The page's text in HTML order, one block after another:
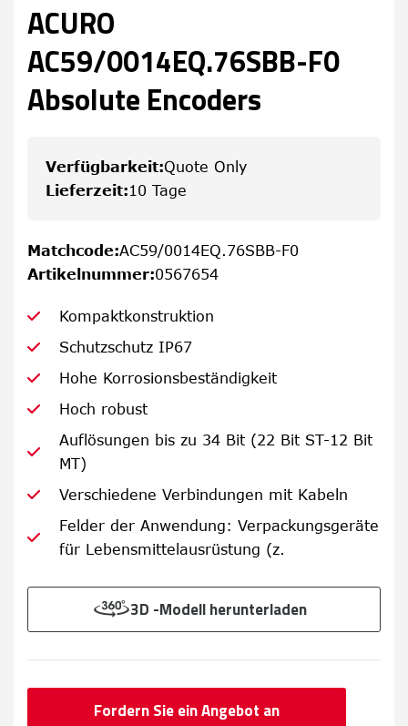
ACURO
AC59/0014EQ.76SBB-F0
Absolute Encoders
Verfügbarkeit:Quote Only
Lieferzeit:10 Tage
Matchcode:AC59/0014EQ.76SBB-F0
Artikelnummer:0567654
Kompaktkonstruktion
Schutzschutz IP67
Hohe Korrosionsbeständigkeit
Hoch robust
Auflösungen bis zu 34 Bit (22 Bit ST-12 Bit
MT)
Verschiedene Verbindungen mit Kabeln
Felder der Anwendung: Verpackungsgeräte
für Lebensmittelausrüstung (z.
3D -Modell herunterladen
Fordern Sie ein Angebot an